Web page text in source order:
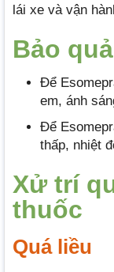
lái xe và vận
Bảo
Để
em, ánh
Để
thấp, nhiệt
Xử trí
thuốc
Quá liều